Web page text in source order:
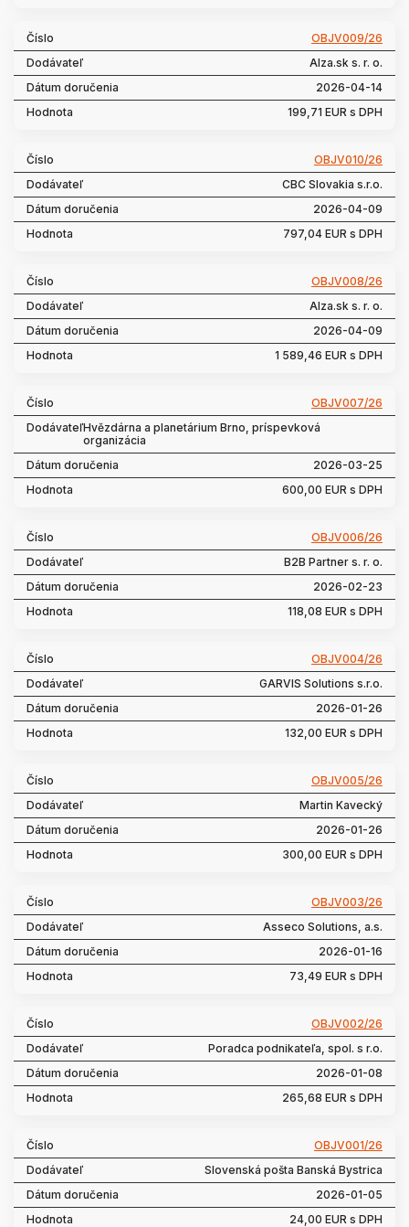
OBJV009/26
Alza.sk s. r. o.
2026-04-14
199,71 EUR s DPH
OBJV010/26
CBC Slovakia s.r.o.
2026-04-09
797,04 EUR s DPH
OBJV008/26
Alza.sk s. r. o.
2026-04-09
1 589,46 EUR s DPH
OBJV007/26
Hvězdárna a planetárium Brno, príspevková
organizácia
2026-03-25
600,00 EUR s DPH
OBJV006/26
B2B Partner s. r. o.
2026-02-23
118,08 EUR s DPH
OBJV004/26
GARVIS Solutions s.r.o.
2026-01-26
132,00 EUR s DPH
OBJV005/26
Martin Kavecký
2026-01-26
300,00 EUR s DPH
OBJV003/26
Asseco Solutions, a.s.
2026-01-16
73,49 EUR s DPH
OBJV002/26
Poradca podnikateľa, spol. s r.o.
2026-01-08
265,68 EUR s DPH
OBJV001/26
Slovenská pošta Banská Bystrica
2026-01-05
24,00 EUR s DPH